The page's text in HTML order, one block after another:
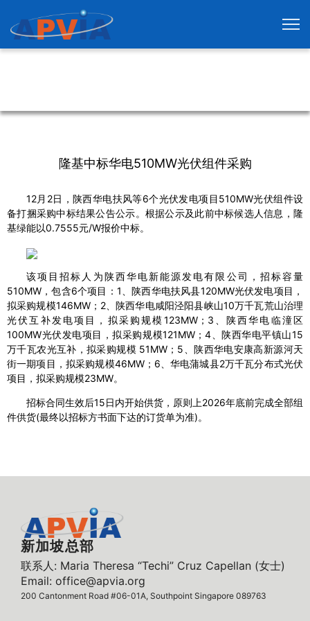
隆基中标华电510MW光伏组件采购
12月2日，陕西华电扶风等6个光伏发电项目510MW光伏组件设
备打捆采购中标结果公告公示。根据公示及此前中标候选人信息，隆
基绿能以0.7555元/W报价中标。
该项目招标人为陕西华电新能源发电有限公司，招标容量
510MW，包含6个项目：1、陕西华电扶风县120MW光伏发电项目，
拟采购规模146MW；2、陕西华电咸阳泾阳县峡山10万千瓦荒山治理
光伏互补发电项目，拟采购规模123MW；3、陕西华电临潼区
100MW光伏发电项目，拟采购规模121MW；4、陕西华电平镇山15
万千瓦农光互补，拟采购规模 51MW；5、陕西华电安康高新源河天
街一期项目，拟采购规模46MW；6、华电蒲城县2万千瓦分布式光伏
项目，拟采购规模23MW。
招标合同生效后15日内开始供货，原则上2026年底前完成全部组
件供货(最终以招标方书面下达的订货单为准)。
新加坡总部
联系人: Maria Theresa “Techi” Cruz Capellan (女士)
Email: office@apvia.org
200 Cantonment Road #06-01A, Southpoint Singapore 089763